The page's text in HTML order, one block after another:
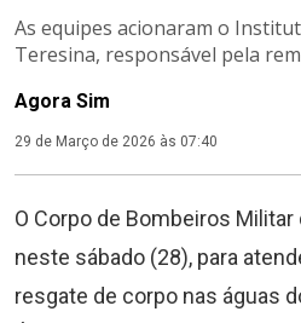
As equipes acionaram o
Teresina, responsável pela
Agora Sim
29 de Março de 2026 às 07:40
O Corpo de Bombeiros
neste sábado (28), para
resgate de corpo nas águas